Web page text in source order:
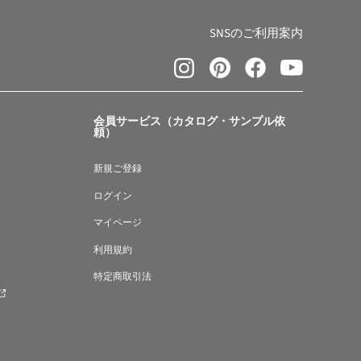
SNSのご利用案内
会員サービス（カタログ・サンプル依
頼）
新規ご登録
ログイン
マイページ
利用規約
特定商取引法